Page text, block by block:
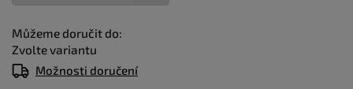
Můžeme doručit do:
Zvolte variantu
Možnosti doručení